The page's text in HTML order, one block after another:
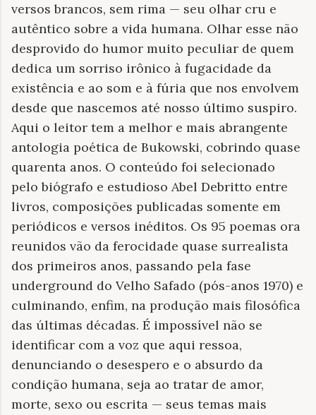
versos brancos, sem rima — seu olhar cru e
autêntico sobre a vida humana. Olhar esse não
desprovido do humor muito peculiar de quem
dedica um sorriso irônico à fugacidade da
existência e ao som e à fúria que nos envolvem
desde que nascemos até nosso último suspiro.
Aqui o leitor tem a melhor e mais abrangente
antologia poética de Bukowski, cobrindo quase
quarenta anos. O conteúdo foi selecionado
pelo biógrafo e estudioso Abel Debritto entre
livros, composições publicadas somente em
periódicos e versos inéditos. Os 95 poemas ora
reunidos vão da ferocidade quase surrealista
dos primeiros anos, passando pela fase
underground do Velho Safado (pós-anos 1970) e
culminando, enfim, na produção mais filosófica
das últimas décadas. É impossível não se
identificar com a voz que aqui ressoa,
denunciando o desespero e o absurdo da
condição humana, seja ao tratar de amor,
morte, sexo ou escrita — seus temas mais